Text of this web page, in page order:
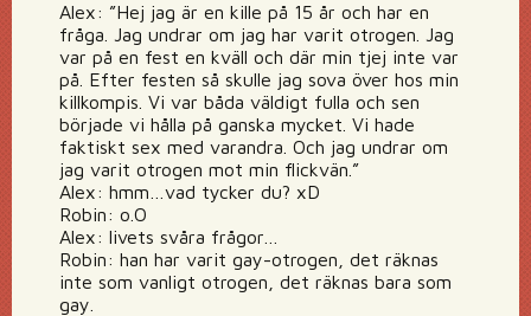
Alex: ”Hej jag är en kille på 15 år och har en
fråga. Jag undrar om jag har varit otrogen. Jag
var på en fest en kväll och där min tjej inte var
på. Efter festen så skulle jag sova över hos min
killkompis. Vi var båda väldigt fulla och sen
började vi hålla på ganska mycket. Vi hade
faktiskt sex med varandra. Och jag undrar om
jag varit otrogen mot min flickvän.”
Alex: hmm…vad tycker du? xD
Robin: o.O
Alex: livets svåra frågor…
Robin: han har varit gay-otrogen, det räknas
inte som vanligt otrogen, det räknas bara som
gay.